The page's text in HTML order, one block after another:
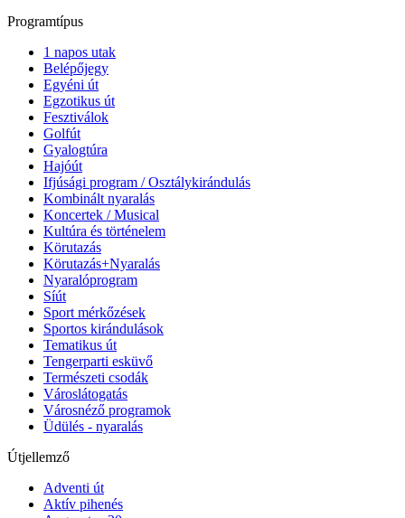
Programtípus
1 napos utak
Belépőjegy
Egyéni út
Egzotikus út
Fesztiválok
Golfút
Gyalogtúra
Hajóút
Ifjúsági program / Osztálykirándulás
Kombinált nyaralás
Koncertek / Musical
Kultúra és történelem
Körutazás
Körutazás+Nyaralás
Nyaralóprogram
Síút
Sport mérkőzések
Sportos kirándulások
Tematikus út
Tengerparti esküvő
Természeti csodák
Városlátogatás
Városnéző programok
Üdülés - nyaralás
Útjellemző
Adventi út
Aktív pihenés